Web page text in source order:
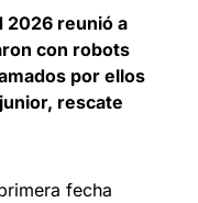
2026 reunió a
con robots
por ellos
rescate
fecha